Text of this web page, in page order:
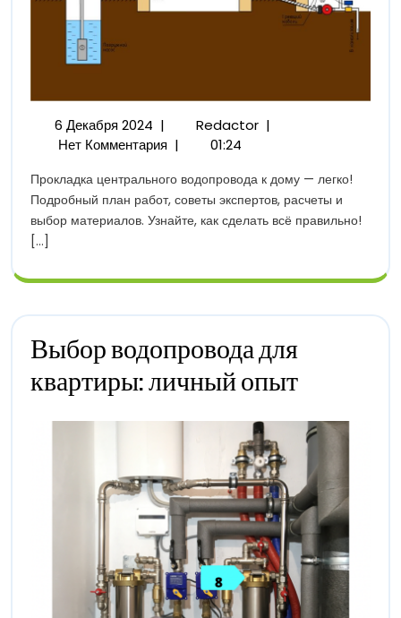
6 Декабря 20246
Декабря
| RedactorКак
Водопровод
К
Дому
|
Нет Комментария | 01:24
Прокладка центрального водопровода к дому — легко!
Подробный план работ, советы экспертов, расчеты и
выбор материалов. Узнайте, как сделать всё правильно!
[...]
Выбор водопровода для
квартиры: личный опытВыбор
Квартиры:
Личный